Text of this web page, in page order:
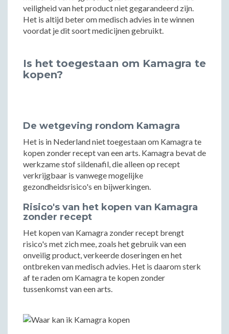
veiligheid van het product niet gegarandeerd zijn.
Het is altijd beter om medisch advies in te winnen
voordat je dit soort medicijnen gebruikt.
Is het toegestaan om Kamagra te
kopen?
De wetgeving rondom Kamagra
Het is in Nederland niet toegestaan om Kamagra te
kopen zonder recept van een arts. Kamagra bevat de
werkzame stof sildenafil, die alleen op recept
verkrijgbaar is vanwege mogelijke
gezondheidsrisico's en bijwerkingen.
Risico's van het kopen van Kamagra
zonder recept
Het kopen van Kamagra zonder recept brengt
risico's met zich mee, zoals het gebruik van een
onveilig product, verkeerde doseringen en het
ontbreken van medisch advies. Het is daarom sterk
af te raden om Kamagra te kopen zonder
tussenkomst van een arts.